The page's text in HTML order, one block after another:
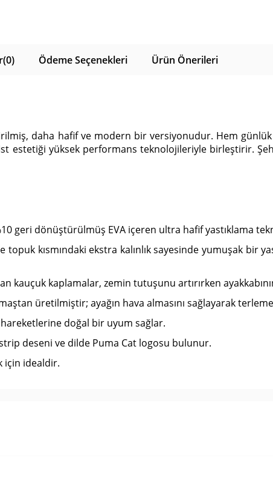
(0) Ödeme Seçenekleri Ürün Önerileri
daha hafif ve modern bir versiyonudur. Hem
yüksek performans teknolojileriyle birleştirir.
geri dönüştürülmüş EVA içeren ultra hafif yastıklama
kısmındaki ekstra kalınlık sayesinde yumuşak bir
kauçuk kaplamalar, zemin tutuşunu artırırken
üretilmiştir; ayağın hava almasını sağlayarak
doğal bir uyum sağlar.
deseni ve dilde Puma Cat logosu bulunur.
için idealdir.